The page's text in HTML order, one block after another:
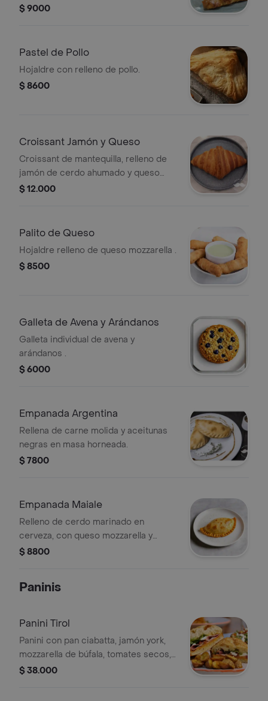
nuez.
$ 9000
Pastel de Pollo
Hojaldre con relleno de pollo.
$ 8600
Croissant Jamón y Queso
Croissant de mantequilla, relleno de
jamón de cerdo ahumado y queso
mozzarella .
$ 12.000
Palito de Queso
Hojaldre relleno de queso mozzarella .
$ 8500
Galleta de Avena y Arándanos
Galleta individual de avena y
arándanos .
$ 6000
Empanada Argentina
Rellena de carne molida y aceitunas
negras en masa horneada.
$ 7800
Empanada Maiale
Relleno de cerdo marinado en
cerveza, con queso mozzarella y
arándanos, en masa horneada.
$ 8800
Paninis
Panini Tirol
Panini con pan ciabatta, jamón york,
mozzarella de búfala, tomates secos,
albahaca, rúgula y aderezo romesco.
$ 38.000